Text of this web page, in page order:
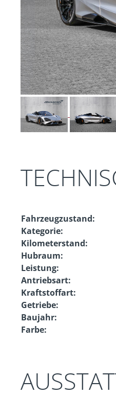
Fahrzeugzustand:
Kategorie:
Kilometerstand:
Hubraum:
Leistung:
Antriebsart:
Kraftstoffart:
Getriebe:
Baujahr:
Farbe: